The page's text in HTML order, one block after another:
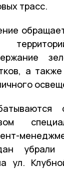
трасс.
а
убрали
ул.